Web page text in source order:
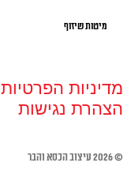
מיטות שיזוף
מדיניות הפרטיות
הצהרת נגישות
© 2026 עיצוב הכסא והבר